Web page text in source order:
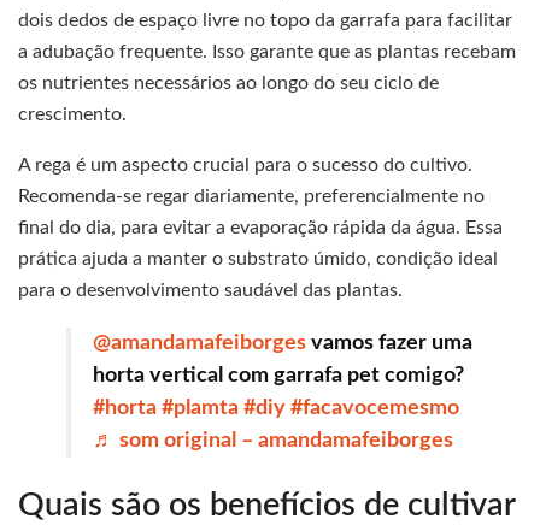
dois dedos de espaço livre no topo da garrafa para facilitar
a adubação frequente. Isso garante que as plantas recebam
os nutrientes necessários ao longo do seu ciclo de
crescimento.
A rega é um aspecto crucial para o sucesso do cultivo.
Recomenda-se regar diariamente, preferencialmente no
final do dia, para evitar a evaporação rápida da água. Essa
prática ajuda a manter o substrato úmido, condição ideal
para o desenvolvimento saudável das plantas.
@amandamafeiborges vamos fazer uma
horta vertical com garrafa pet comigo?
#horta #plamta #diy #facavocemesmo
♬ som original – amandamafeiborges
Quais são os benefícios de cultivar